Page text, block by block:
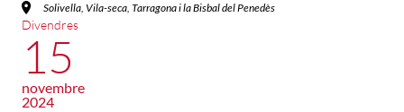
Solivella, Vila-seca, Tarragona i la Bisbal del Penedès
Divendres
15
novembre
2024